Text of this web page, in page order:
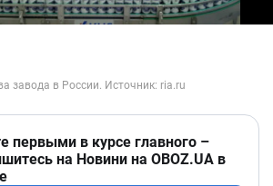
первыми в курсе главного –
на Новини на OBOZ.UA в